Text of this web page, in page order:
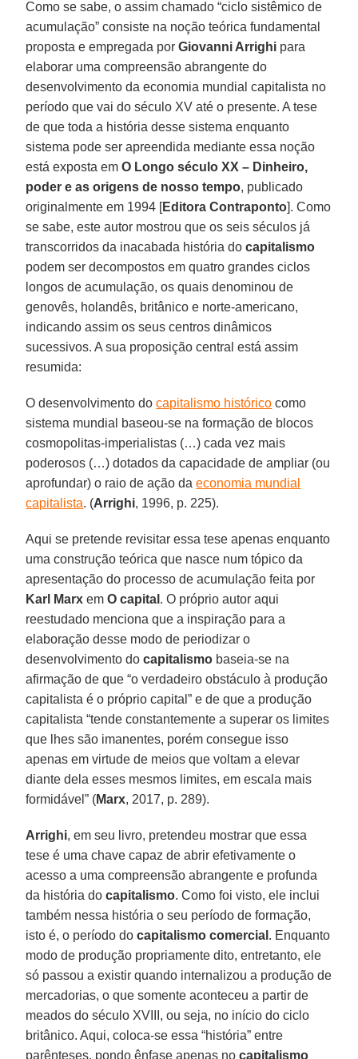
Como se sabe, o assim chamado “ciclo sistêmico de
acumulação” consiste na noção teórica fundamental
proposta e empregada porGiovanni Arrighi para
elaborar uma compreensão abrangente do
desenvolvimento da economia mundial capitalista no
período que vai do século XV até o presente. A tese
de que toda a história desse sistema enquanto
sistema pode ser apreendida mediante essa noção
está exposta emO Longo século XX – Dinheiro,
poder e as origens de nosso tempo, publicado
originalmente em 1994 [Editora Contraponto]. Como
se sabe, este autor mostrou que os seis séculos já
transcorridos da inacabada história docapitalismo
podem ser decompostos em quatro grandes ciclos
longos de acumulação, os quais denominou de
genovês, holandês, britânico e norte-americano,
indicando assim os seus centros dinâmicos
sucessivos. A sua proposição central está assim
resumida:
O desenvolvimento docapitalismo histórico como
sistema mundial baseou-se na formação de blocos
cosmopolitas-imperialistas (…) cada vez mais
poderosos (…) dotados da capacidade de ampliar (ou
aprofundar) o raio de ação daeconomia mundial
capitalista. (Arrighi, 1996, p. 225).
Aqui se pretende revisitar essa tese apenas enquanto
uma construção teórica que nasce num tópico da
apresentação do processo de acumulação feita por
Karl Marx emO capital . O próprio autor aqui
reestudado menciona que a inspiração para a
elaboração desse modo de periodizar o
desenvolvimento docapitalismo baseia-se na
afirmação de que “o verdadeiro obstáculo à produção
capitalista é o próprio capital” e de que a produção
capitalista “tende constantemente a superar os limites
que lhes são imanentes, porém consegue isso
apenas em virtude de meios que voltam a elevar
diante dela esses mesmos limites, em escala mais
formidável” (Marx, 2017, p. 289).
Arrighi, em seu livro, pretendeu mostrar que essa
tese é uma chave capaz de abrir efetivamente o
acesso a uma compreensão abrangente e profunda
da história docapitalismo. Como foi visto, ele inclui
também nessa história o seu período de formação,
isto é, o período docapitalismo comercial . Enquanto
modo de produção propriamente dito, entretanto, ele
só passou a existir quando internalizou a produção de
mercadorias, o que somente aconteceu a partir de
meados do século XVIII, ou seja, no início do ciclo
britânico. Aqui, coloca-se essa “história” entre
parênteses, pondo ênfase apenas nocapitalismo